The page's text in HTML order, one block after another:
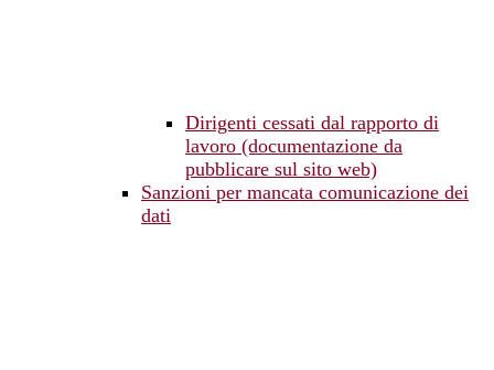
Dirigenti cessati dal rapporto di
lavoro (documentazione da
pubblicare sul sito web)
Sanzioni per mancata comunicazione dei
dati